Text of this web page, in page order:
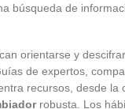
búsqueda de
orientarse y
de expertos,
recursos, desde la
robusta. Los